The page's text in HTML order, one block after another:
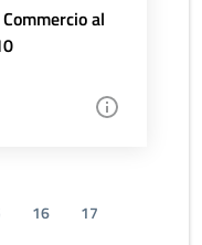
al
16
17